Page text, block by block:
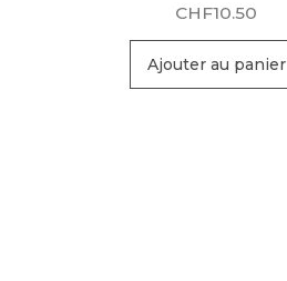
CHF10.50
Ajouter au panier